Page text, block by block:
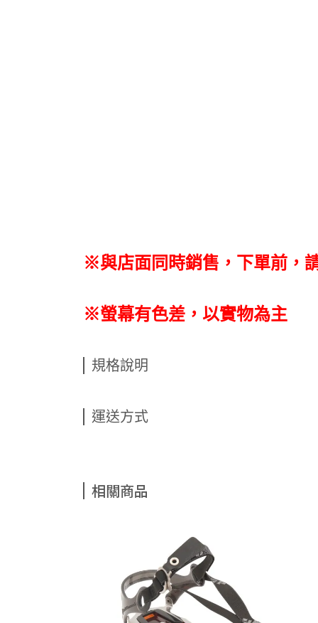
※與店面同時銷售 ， 下單前 ，
※螢幕有色差，以實物為主
規格說明
運送方式
相關商品